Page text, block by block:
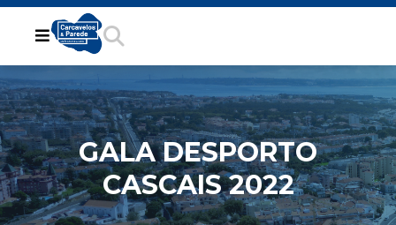
GALA DESPORTO
CASCAIS 2022